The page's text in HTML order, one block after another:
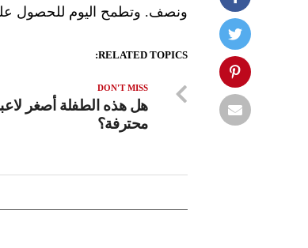
ونصف. وتطمح اليوم للحصول
RELATED TOPICS:
DON'T MISS
هل هذه الطفلة أصغر
محترفة؟